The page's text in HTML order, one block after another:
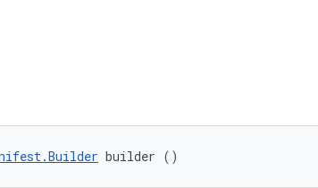
builder ()